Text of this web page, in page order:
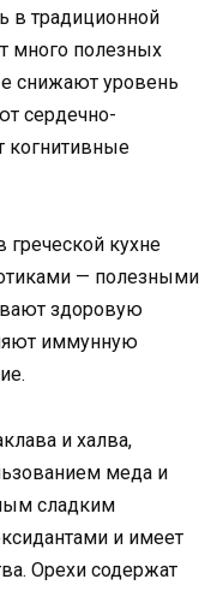
в традиционной
много полезных
снижают уровень
сердечно-
когнитивные
кухне
— полезными
здоровую
иммунную
и халва,
меда и
сладким
и имеет
Орехи содержат